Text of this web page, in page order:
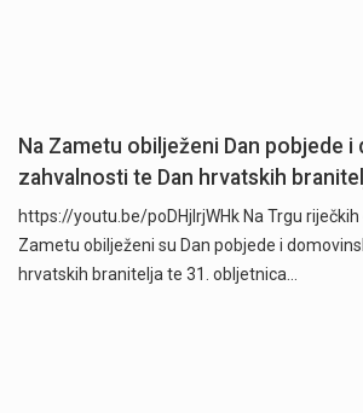
Na Zametu obilježeni Dan pobjede
zahvalnosti te Dan hrvatskih
https://youtu.be/poDHjlrjWHk Na Trgu
Zametu obilježeni su Dan pobjede i
hrvatskih branitelja te 31. obljetnica…